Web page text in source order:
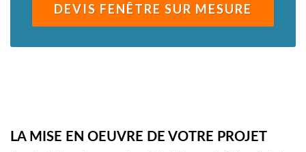
LA MISE EN OEUVRE DE VOTRE PROJET